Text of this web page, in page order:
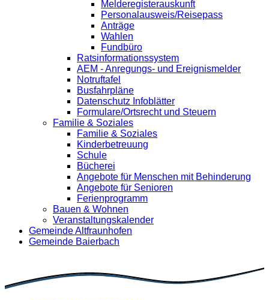
Melderegisterauskunft
Personalausweis/Reisepass
Anträge
Wahlen
Fundbüro
Ratsinformationssystem
AEM - Anregungs- und Ereignismelder
Notruftafel
Busfahrpläne
Datenschutz Infoblätter
Formulare/Ortsrecht und Steuern
Familie & Soziales
Familie & Soziales
Kinderbetreuung
Schule
Bücherei
Angebote für Menschen mit Behinderung
Angebote für Senioren
Ferienprogramm
Bauen & Wohnen
Veranstaltungskalender
Gemeinde Altfraunhofen
Gemeinde Baierbach